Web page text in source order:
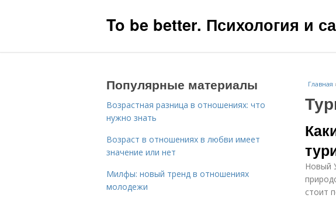
To be better. Психология и
Главная
Новый
стоит
Популярные материалы
Возрастная разница в отношениях: что
нужно знать
Возраст в отношениях в любви имеет
значение или нет
Милфы: новый тренд в отношениях
молодежи